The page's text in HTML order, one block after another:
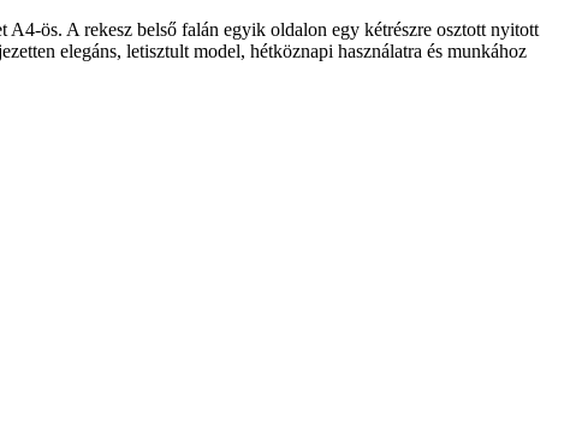
ös. A rekesz belső falán egyik oldalon egy kétrészre osztott nyitott
elegáns, letisztult model, hétköznapi használatra és munkához